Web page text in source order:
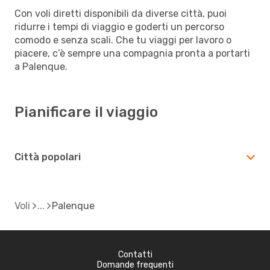
Con voli diretti disponibili da diverse città, puoi
ridurre i tempi di viaggio e goderti un percorso
comodo e senza scali. Che tu viaggi per lavoro o
piacere, c’è sempre una compagnia pronta a portarti
a Palenque.
Pianificare il viaggio
Città popolari
Voli Palenque
Contatti
Domande frequenti